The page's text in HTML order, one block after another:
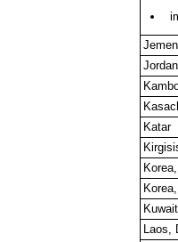
Jemen
Katar
Kuwait
Laos,